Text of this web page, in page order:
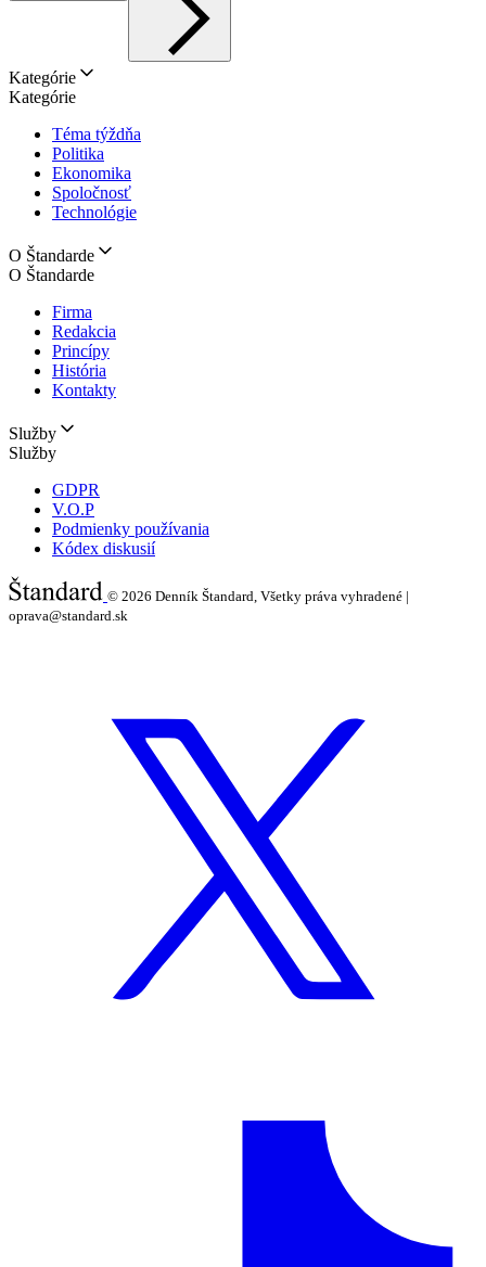
Kategórie
Kategórie
Téma týždňa
Politika
Ekonomika
Spoločnosť
Technológie
O Štandarde
O Štandarde
Firma
Redakcia
Princípy
História
Kontakty
Služby
Služby
GDPR
V.O.P
Podmienky používania
Kódex diskusií
© 2026 Denník Štandard, Všetky práva vyhradené |
oprava@standard.sk